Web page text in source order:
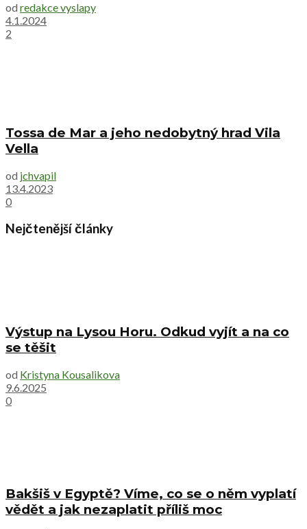
od redakce vyslapy
4.1.2024
2
Tossa de Mar a jeho nedobytný hrad Vila
Vella
od jchvapil
13.4.2023
0
Nejčtenější články
Výstup na Lysou Horu. Odkud vyjít a na co
se těšit
od Kristyna Kousalikova
9.6.2025
0
Bakšiš v Egyptě? Víme, co se o něm vyplatí
vědět a jak nezaplatit příliš moc